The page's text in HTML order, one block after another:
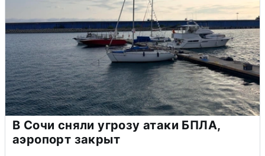
В Сочи сняли угрозу атаки БПЛА,
аэропорт закрыт